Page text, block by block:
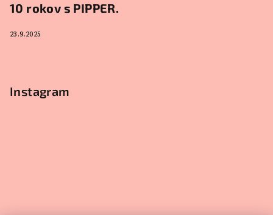
10 rokov s PIPPER.
23.9.2025
Instagram